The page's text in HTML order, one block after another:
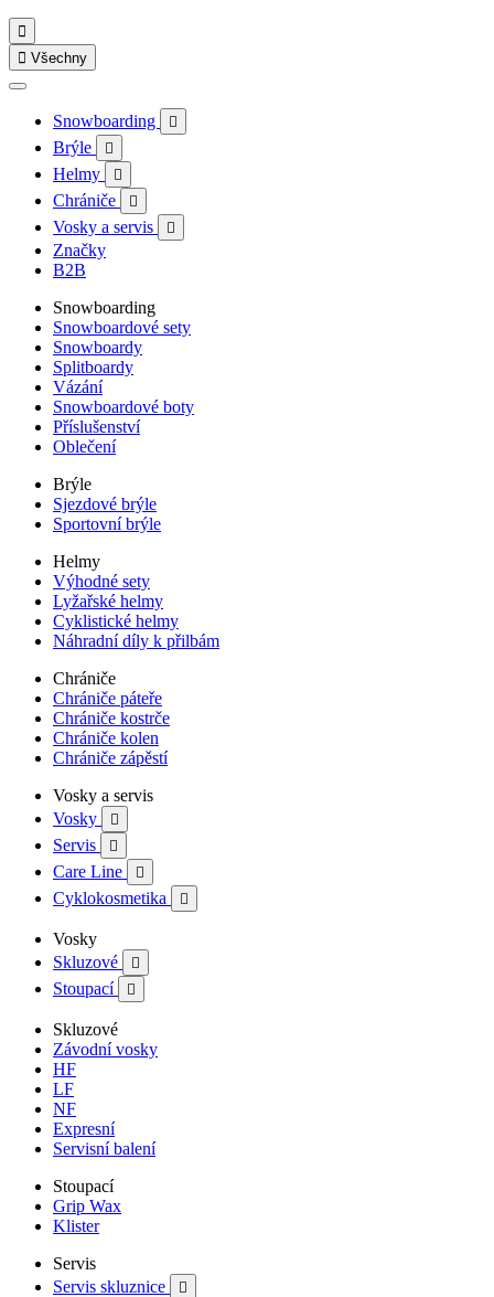

 Všechny
Snowboarding 
Brýle 
Helmy 
Chrániče 
Vosky a servis 
Značky
B2B
Snowboarding
Snowboardové sety
Snowboardy
Splitboardy
Vázání
Snowboardové boty
Příslušenství
Oblečení
Brýle
Sjezdové brýle
Sportovní brýle
Helmy
Výhodné sety
Lyžařské helmy
Cyklistické helmy
Náhradní díly k přilbám
Chrániče
Chrániče páteře
Chrániče kostrče
Chrániče kolen
Chrániče zápěstí
Vosky a servis
Vosky

Servis 
Care Line 
Cyklokosmetika 
Vosky
Skluzové

Stoupací 
Skluzové
Závodní vosky
HF
LF
NF
Expresní
Servisní balení
Stoupací
Grip Wax
Klister
Servis
Servis skluznice
